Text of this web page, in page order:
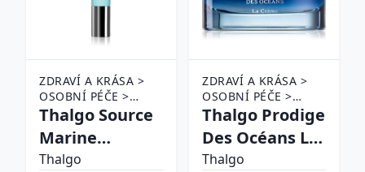
ZDRAVÍ A KRÁSA >
OSOBNÍ PÉČE >
KOSMETIKA > PÉČE
O PLEŤ
Thalgo Source
Marine
Smoothing Eye
Thalgo
ZDRAVÍ A KRÁSA >
OSOBNÍ PÉČE >
KOSMETIKA > PÉČE
O PLEŤ
Thalgo Prodige
Des Océans La
Crème
Thalgo